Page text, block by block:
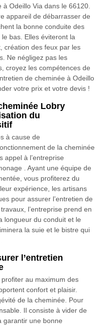
Odeillo Via dans le 66120.
appareil de débarrasser de
la bonne conduite des
bas. Elles éviteront la
création des feux par les
Ne négligez pas les
croyez les compétences de
de cheminée à Odeillo
votre prix et votre devis !
Lobry
du
à cause de
de la cheminée
appel à l’entreprise
. Ayant une équipe de
vous profiterez du
expérience, les artisans
pour assurer l’entretien de
l’entreprise prend en
longueur du conduit et le
la suie et le bistre qui
l’entretien
au maximum des
confort et plaisir.
de la cheminée. Pour
Il consiste à vider de
garantir une bonne